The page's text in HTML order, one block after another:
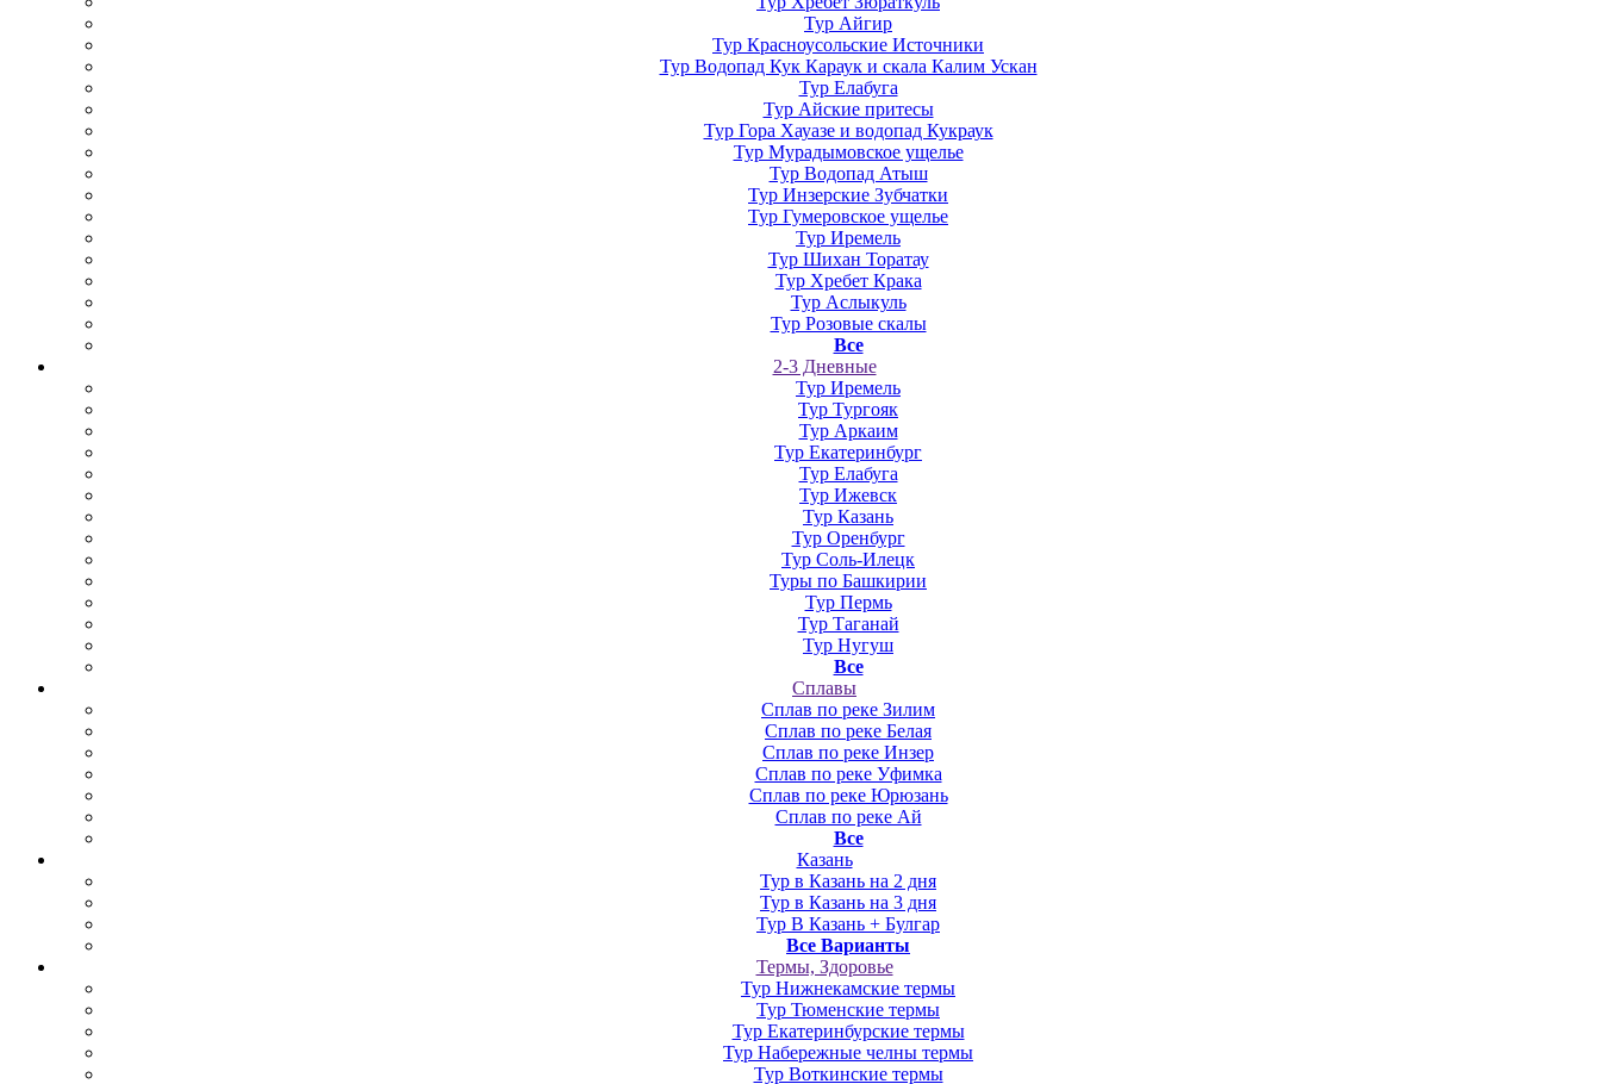
Тур Айгир
Тур Красноусольские Источники
Тур Водопад Кук Караук и скала Калим Ускан
Тур Елабуга
Тур Айские притесы
Тур Гора Хауазе и водопад Кукраук
Тур Мурадымовское ущелье
Тур Водопад Атыш
Тур Инзерские Зубчатки
Тур Гумеровское ущелье
Тур Иремель
Тур Шихан Торатау
Тур Хребет Крака
Тур Аслыкуль
Тур Розовые скалы
Все
2-3 Дневные
Тур Иремель
Тур Тургояк
Тур Аркаим
Тур Екатеринбург
Тур Елабуга
Тур Ижевск
Тур Казань
Тур Оренбург
Тур Соль-Илецк
Туры по Башкирии
Тур Пермь
Тур Таганай
Тур Нугуш
Все
Сплавы
Сплав по реке Зилим
Сплав по реке Белая
Сплав по реке Инзер
Сплав по реке Уфимка
Сплав по реке Юрюзань
Сплав по реке Ай
Все
Казань
Тур в Казань на 2 дня
Тур в Казань на 3 дня
Тур В Казань + Булгар
Все Варианты
Термы, Здоровье
Тур Нижнекамские термы
Тур Тюменские термы
Тур Екатеринбурские термы
Тур Набережные челны термы
Тур Воткинские термы